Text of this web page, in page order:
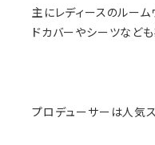
主にレディースのルーム
ドカバーやシーツなども
プロデューサーは人気ス